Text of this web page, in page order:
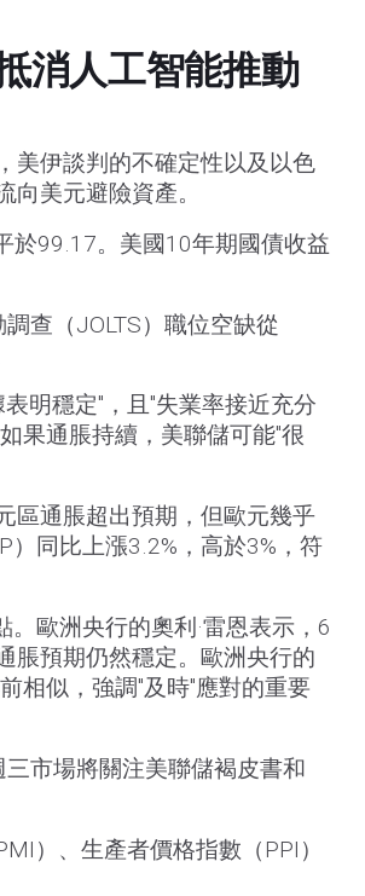
消人工智能推動
美伊談判的不確定性以及以色
美元避險資產。
於99.17。美國10年期國債收益
查（JOLTS）職位空缺從
明穩定"，且"失業率接近充分
果通脹持續，美聯儲可能"很
區通脹超出預期，但歐元幾乎
同比上漲3.2%，高於3%，符
歐洲央行的奧利·雷恩表示，6
脹預期仍然穩定。歐洲央行的
相似，強調"及時"應對的重要
市場將關注美聯儲褐皮書和
）、生產者價格指數（PPI）